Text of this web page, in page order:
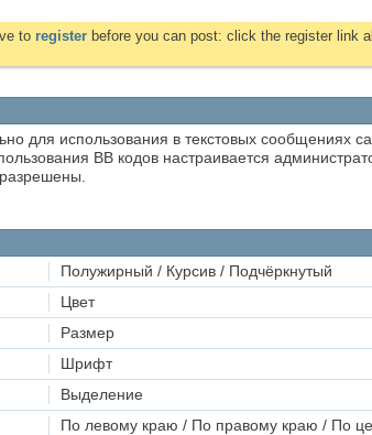
to register before you can post: click the register link
для использования в текстовых сообщениях
BB кодов настраивается
Полужирный / Курсив / Подчёркнутый
Цвет
Размер
Шрифт
Выделение
По левому краю / По правому краю / По